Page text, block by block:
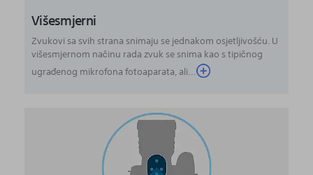
Višesmjerni
Zvukovi sa svih strana snimaju se jednakom osjetljivošću. U
višesmjernom načinu rada zvuk se snima kao s tipičnog
ugrađenog mikrofona fotoaparata, ali...